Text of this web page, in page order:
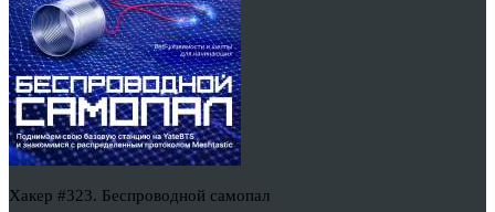
Хакер #323. Беспроводной самопал